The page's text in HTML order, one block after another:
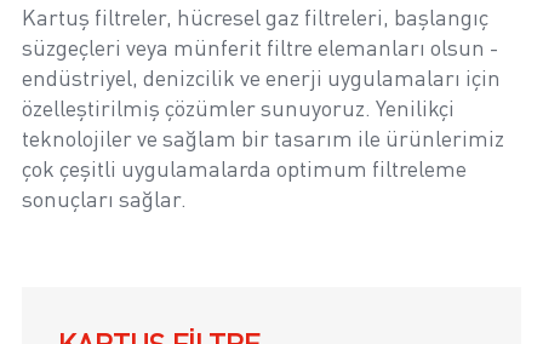
Kartuş filtreler, hücresel gaz filtreleri, başlangıç
süzgeçleri veya münferit filtre elemanları olsun -
endüstriyel, denizcilik ve enerji uygulamaları için
özelleştirilmiş çözümler sunuyoruz. Yenilikçi
teknolojiler ve sağlam bir tasarım ile ürünlerimiz
çok çeşitli uygulamalarda optimum filtreleme
sonuçları sağlar.